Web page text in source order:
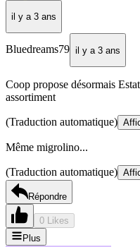
il y a 3 ans
Bluedreams79 il y a 3 ans
Coop propose désormais
assortiment
(Traduction automatique)
Même migrolino...
(Traduction automatique)
Répondre
0 Likes
Plus